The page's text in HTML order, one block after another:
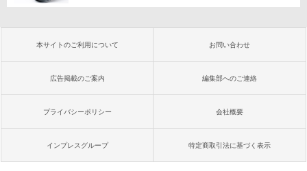
本サイトのご利用について お問い合わせ
広告掲載のご案内 編集部へのご連絡
プライバシーポリシー 会社概要
インプレスグループ 特定商取引法に基づく表示